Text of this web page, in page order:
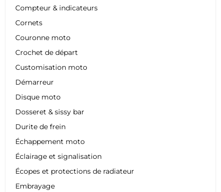
Compteur & indicateurs
Cornets
Couronne moto
Crochet de départ
Customisation moto
Démarreur
Disque moto
Dosseret & sissy bar
Durite de frein
Échappement moto
Éclairage et signalisation
Écopes et protections de radiateur
Embrayage